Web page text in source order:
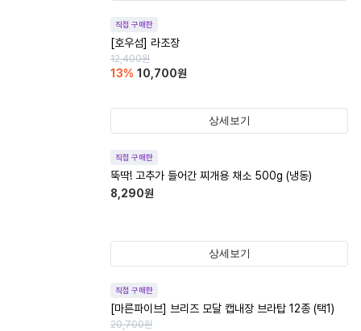
직접 구매한
[호우섬] 라조장
12,400원
13% 10,700원
상세보기
직접 구매한
뚝딱! 고추가 들어간 찌개용 채소 500g (냉동)
8,290원
상세보기
직접 구매한
[마른파이브] 브리즈 모달 캡내장 브라탑 12종 (택1)
20,700원